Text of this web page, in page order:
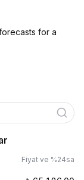
for a
Fiyat ve %24sa